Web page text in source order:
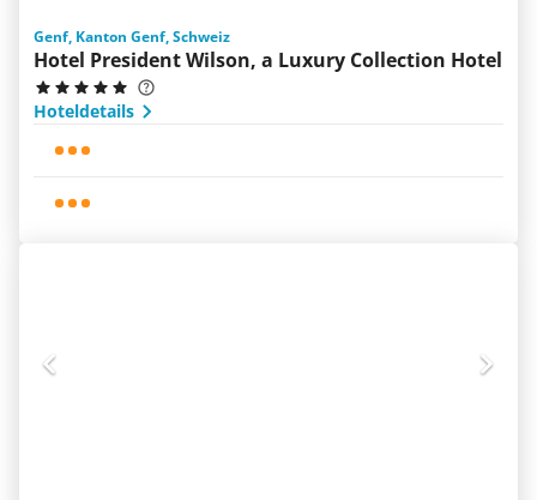
Genf, Kanton Genf, Schweiz
Hotel President Wilson, a Luxury Collection Hotel
Hoteldetails